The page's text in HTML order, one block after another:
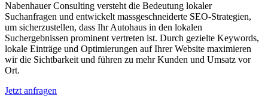
Nabenhauer Consulting versteht die Bedeutung lokaler
Suchanfragen und entwickelt massgeschneiderte SEO-Strategien,
um sicherzustellen, dass Ihr Autohaus in den lokalen
Suchergebnissen prominent vertreten ist. Durch gezielte Keywords,
lokale Einträge und Optimierungen auf Ihrer Website maximieren
wir die Sichtbarkeit und führen zu mehr Kunden und Umsatz vor
Ort.
Jetzt anfragen